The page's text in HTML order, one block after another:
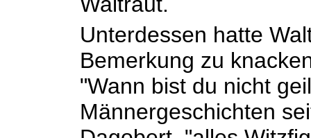
Unterdessen hatte
Bemerkung zu
"Wann bist du nicht
Männergeschichten